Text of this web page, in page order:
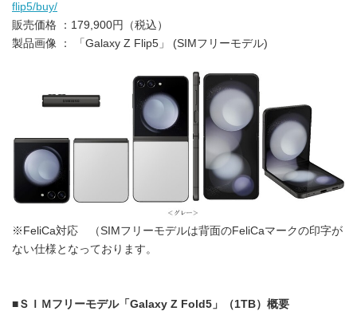
flip5/buy/
販売価格 ：179,900円（税込）
製品画像 ： 「Galaxy Z Flip5」 (SIMフリーモデル)
※FeliCa対応 （SIMフリーモデルは背面のFeliCaマークの印字が
ない仕様となっております。
■ ＳＩＭフリーモデル「Galaxy Z Fold5 」（1TB）概要